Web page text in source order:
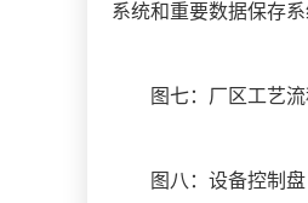
系统和重要数据保存
图七：厂区工艺流
图八：设备控制盘